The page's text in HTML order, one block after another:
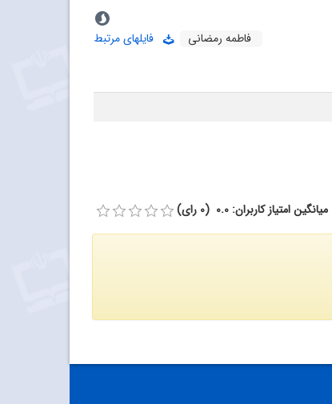
فاطمه رمضانی
فایلهای مرتبط
میانگین امتیاز کاربران: 0.0 (0 رای)